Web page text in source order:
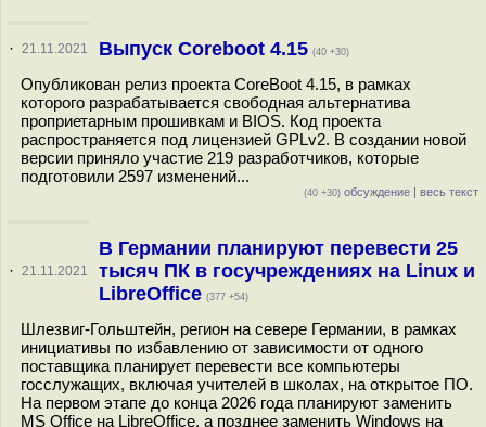
· 21.11.2021 Выпуск Coreboot 4.15 (40 +30)
Опубликован релиз проекта CoreBoot 4.15, в рамках
которого разрабатывается свободная альтернатива
проприетарным прошивкам и BIOS. Код проекта
распространяется под лицензией GPLv2. В создании новой
версии приняло участие 219 разработчиков, которые
подготовили 2597 изменений...
(40 +30) обсуждение | весь текст
· 21.11.2021
В Германии планируют перевести 25
тысяч ПК в госучреждениях на Linux и
LibreOffice (377 +54)
Шлезвиг-Гольштейн, регион на севере Германии, в рамках
инициативы по избавлению от зависимости от одного
поставщика планирует перевести все компьютеры
госслужащих, включая учителей в школах, на открытое ПО.
На первом этапе до конца 2026 года планируют заменить
MS Office на LibreOffice, а позднее заменить Windows на